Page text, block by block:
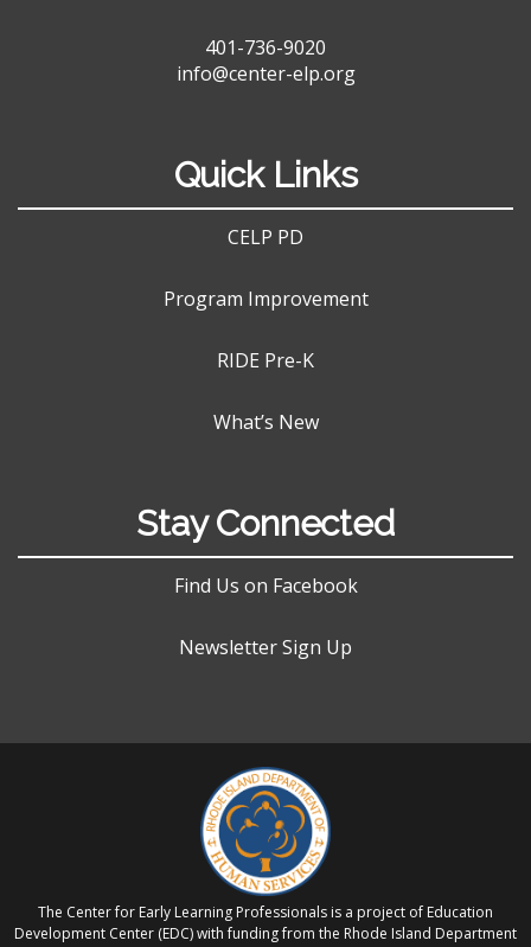
401-736-9020
info@center-elp.org
Quick Links
CELP PD
Program Improvement
RIDE Pre-K
What’s New
Stay Connected
Find Us on Facebook
Newsletter Sign Up
The Center for Early Learning Professionals is a project of Education
Development Center (EDC) with funding from the Rhode Island Department